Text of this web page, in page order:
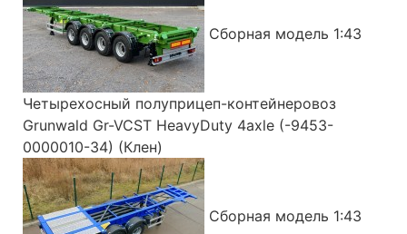
Сборная модель 1:43
Четырехосный полуприцеп-контейнеровоз
Grunwald Gr-VCST HeavyDuty 4axle (-9453-
0000010-34) (Клен)
Сборная модель 1:43